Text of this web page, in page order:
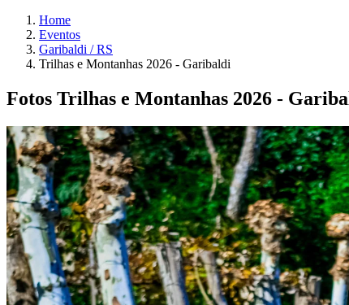
Home
Eventos
Garibaldi / RS
Trilhas e Montanhas 2026 - Garibaldi
Fotos Trilhas e Montanhas 2026 -